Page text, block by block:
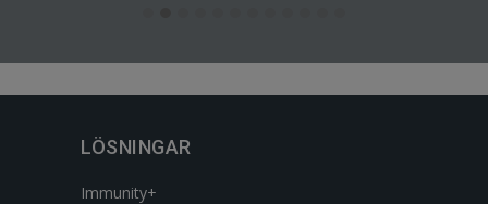
LÖSNINGAR
Immunity+